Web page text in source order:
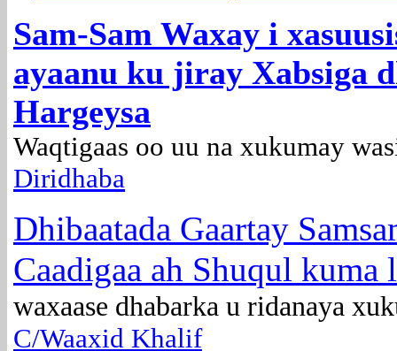
Sam-Sam Waxay i
ayaanu ku jiray Xabsiga
Hargeysa
Waqtigaas oo uu na xukumay
Diridhaba
Dhibaatada Gaartay
Caadigaa ah Shuqul kuma
waxaase dhabarka u ridanaya
C/Waaxid Khalif